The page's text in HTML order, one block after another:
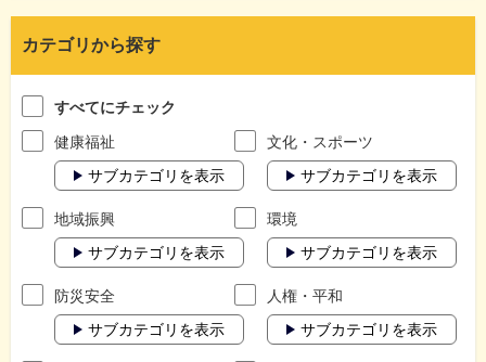
カテゴリから探す
すべてにチェック
健康福祉
サブカテゴリを表示
文化・スポーツ
サブカテゴリを表示
地域振興
サブカテゴリを表示
環境
サブカテゴリを表示
防災安全
サブカテゴリを表示
人権・平和
サブカテゴリを表示